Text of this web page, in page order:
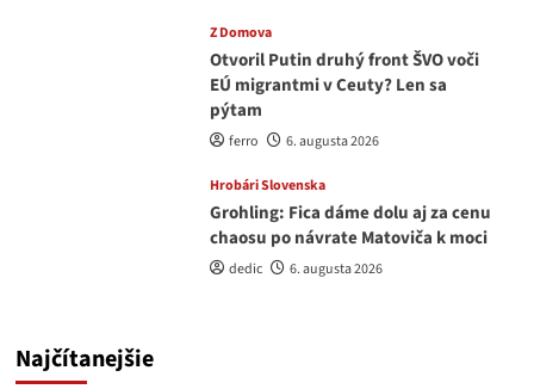
Z Domova
Otvoril Putin druhý front ŠVO voči
EÚ migrantmi v Ceuty? Len sa
pýtam
ferro 6. augusta 2026
Hrobári Slovenska
Grohling: Fica dáme dolu aj za cenu
chaosu po návrate Matoviča k moci
dedic 6. augusta 2026
Najčítanejšie